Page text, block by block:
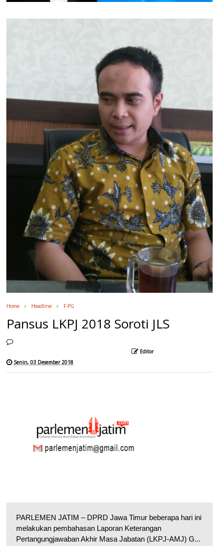
Home Headline F-PG
Pansus LKPJ 2018 Soroti JLS
Editor
Senin, 03 Desember 2018
PARLEMEN JATIM – DPRD Jawa Timur beberapa hari ini
melakukan pembahasan Laporan Keterangan
Pertangungjawaban Akhir Masa Jabatan (LKPJ-AMJ) G...